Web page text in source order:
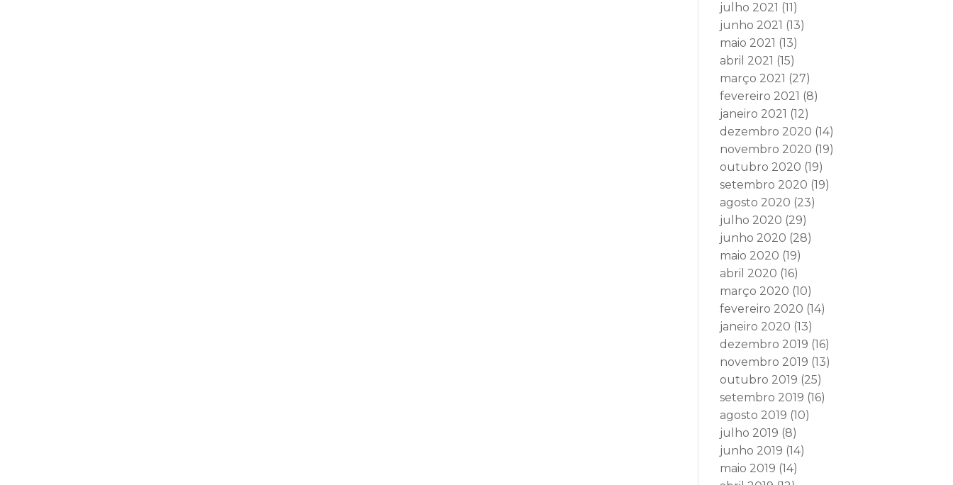
julho 2021 (11)
junho 2021 (13)
maio 2021 (13)
abril 2021 (15)
março 2021 (27)
fevereiro 2021 (8)
janeiro 2021 (12)
dezembro 2020 (14)
novembro 2020 (19)
outubro 2020 (19)
setembro 2020 (19)
agosto 2020 (23)
julho 2020 (29)
junho 2020 (28)
maio 2020 (19)
abril 2020 (16)
março 2020 (10)
fevereiro 2020 (14)
janeiro 2020 (13)
dezembro 2019 (16)
novembro 2019 (13)
outubro 2019 (25)
setembro 2019 (16)
agosto 2019 (10)
julho 2019 (8)
junho 2019 (14)
maio 2019 (14)